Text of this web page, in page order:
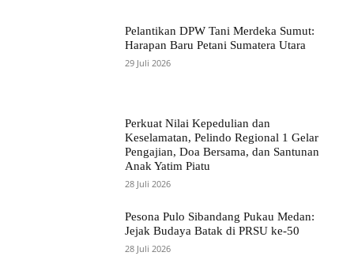
Pelantikan DPW Tani Merdeka Sumut:
Harapan Baru Petani Sumatera Utara
29 Juli 2026
Perkuat Nilai Kepedulian dan
Keselamatan, Pelindo Regional 1 Gelar
Pengajian, Doa Bersama, dan Santunan
Anak Yatim Piatu
28 Juli 2026
Pesona Pulo Sibandang Pukau Medan:
Jejak Budaya Batak di PRSU ke-50
28 Juli 2026